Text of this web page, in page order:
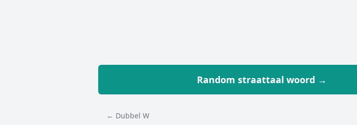
Random straattaal woord →
← Dubbel W